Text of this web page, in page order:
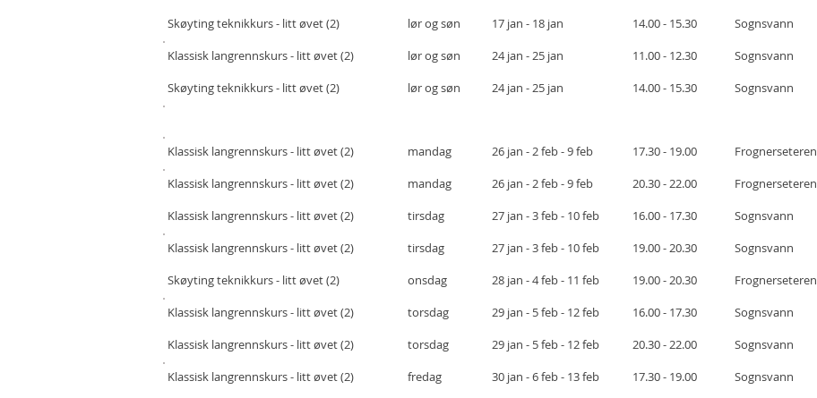
14.00 - 15.30
11.00 - 12.30
14.00 - 15.30
17 jan - 18 jan
24 jan - 25 jan
24 jan - 25 jan
lør og søn
lør og søn
lør og søn
Sognsvann
Sognsvann
Sognsvann
Skøyting teknikkurs - litt øvet (2)
Klassisk langrennskurs - litt øvet (2)
Skøyting teknikkurs - litt øvet (2)
17.30 - 19.00
20.30 - 22.00
16.00 - 17.30
19.00 - 20.30
19.00 - 20.30
16.00 - 17.30
20.30 - 22.00
17.30 - 19.00
mandag
mandag
tirsdag
tirsdag
onsdag
torsdag
torsdag
fredag
Frognerseteren
Frognerseteren
Sognsvann
Sognsvann
Frognerseteren
Sognsvann
Sognsvann
Sognsvann
Klassisk langrennskurs - litt øvet (2)
Klassisk langrennskurs - litt øvet (2)
Klassisk langrennskurs- litt øvet (2)
Klassisk langrennskurs- litt øvet (2)
Skøyting teknikkurs - litt øvet (2)
Klassisk langrennskurs - litt øvet (2)
Klassisk langrennskurs - litt øvet (2)
Klassisk langrennskurs - litt øvet (2)
26 jan - 2 feb - 9 feb
26 jan - 2 feb - 9 feb
27 jan - 3 feb - 10 feb
27 jan - 3 feb - 10 feb
28 jan - 4 feb - 11 feb
29 jan - 5 feb - 12 feb
29 jan - 5 feb - 12 feb
30 jan - 6 feb - 13 feb